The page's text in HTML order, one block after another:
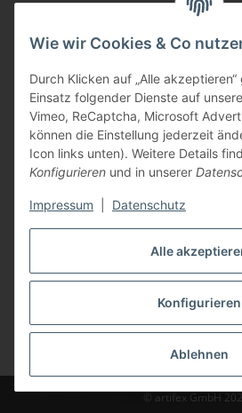
Alle
Konfigurieren
Ablehnen
Wie wir Cookies & Co
Durch Klicken auf „Alle
Einsatz folgender Dienste auf
Vimeo, ReCaptcha, Microsoft
können die Einstellung jederzeit
Icon links unten). Weitere Details
Konfigurieren und in unserer
Impressum Datenschutz
Vertriebspartner
* Alle Preise inkl. gesetzlicher USt., zzgl.
© artifex GmbH